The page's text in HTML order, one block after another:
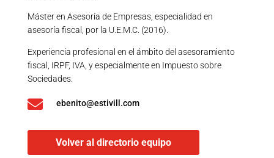
Máster en Asesoría de Empresas, especialidad en
asesoría fiscal, por la U.E.M.C. (2016).
Experiencia profesional en el ámbito del asesoramiento
fiscal, IRPF, IVA, y especialmente en Impuesto sobre
Sociedades.
 ebenito@estivill.com
Volver al directorio equipo